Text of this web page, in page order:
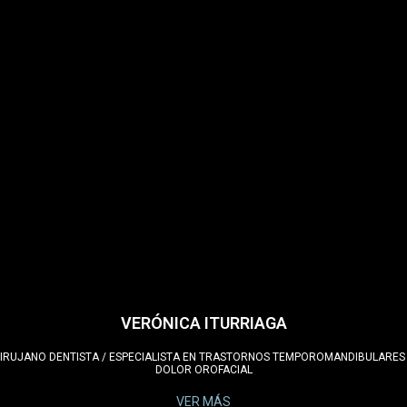
VERÓNICA ITURRIAGA
DENTISTA / ESPECIALISTA EN TRASTORNOS TEMPOROMANDIBULARES
DOLOR OROFACIAL
VER MÁS